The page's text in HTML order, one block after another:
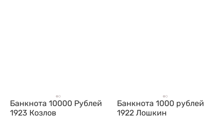
Банкнота 10000 Рублей
1923 Козлов
Банкнота 1000 рублей
1922 Лошкин